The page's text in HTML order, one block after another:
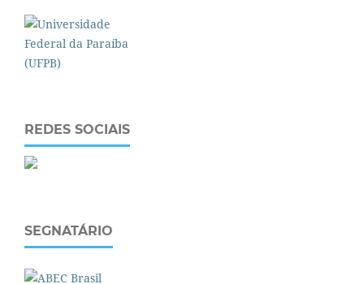
REDES SOCIAIS
SEGNATÁRIO